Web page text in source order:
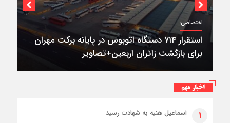
اختصاصی؛
استقرار ۷۱۴ دستگاه اتوبوس در پایانه برکت مهران
برای بازگشت زائران اربعین+تصاویر
اخبار مهم
۱ اسماعیل هنیه به شهادت رسید